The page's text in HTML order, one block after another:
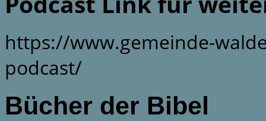
https://www.gemeinde-
podcast/
Bücher der Bibel